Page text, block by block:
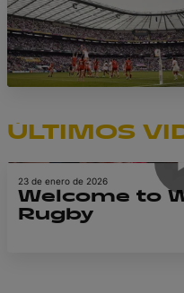
ÚLTIMOS
23 de enero de 2026
Welcome to
Rugby